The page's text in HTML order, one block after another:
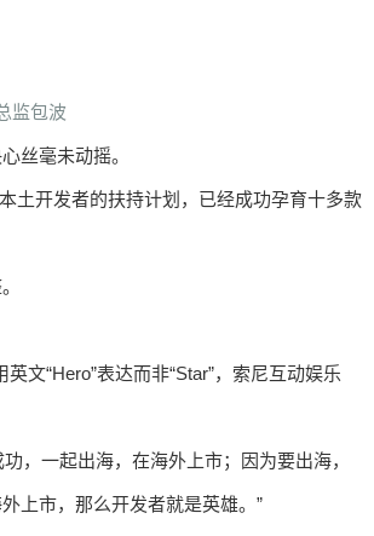
监包波
丝毫未动摇。
土开发者的扶持计划，已经成功孕育十多款
文“Hero”表达而非“Star”，索尼互动娱乐
，一起出海，在海外上市；因为要出海，
上市，那么开发者就是英雄。”